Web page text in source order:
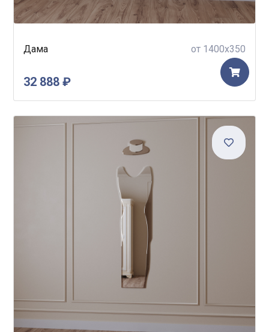
Дама от 1400x350
32 888 ₽